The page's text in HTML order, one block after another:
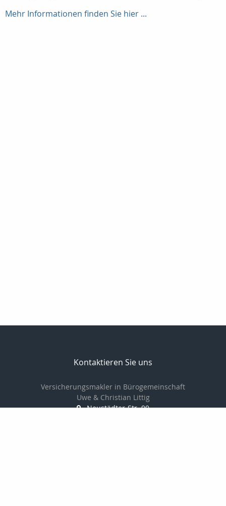
Mehr Informationen finden Sie hier ...
Kontaktieren Sie uns
Versicherungsmakler in Bürogemeinschaft
Uwe & Christian Littig
Neustädter-Str. 99